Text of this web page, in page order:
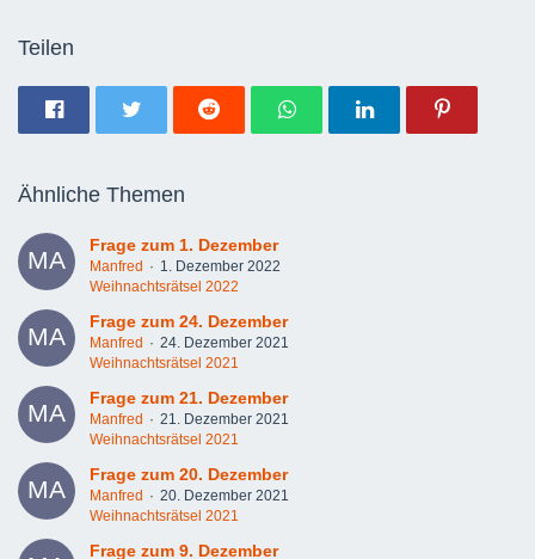
Teilen
Ähnliche Themen
Frage zum 1. Dezember
Manfred
1. Dezember 2022
Weihnachtsrätsel 2022
Frage zum 24. Dezember
Manfred
24. Dezember 2021
Weihnachtsrätsel 2021
Frage zum 21. Dezember
Manfred
21. Dezember 2021
Weihnachtsrätsel 2021
Frage zum 20. Dezember
Manfred
20. Dezember 2021
Weihnachtsrätsel 2021
Frage zum 9. Dezember